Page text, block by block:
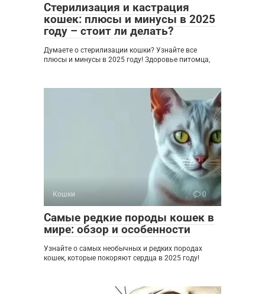
Стерилизация и кастрация
кошек: плюсы и минусы в 2025
году – стоит ли делать?
Думаете о стерилизации кошки? Узнайте все
плюсы и минусы в 2025 году! Здоровье питомца,
Кошки 0
Самые редкие породы кошек в
мире: обзор и особенности
Узнайте о самых необычных и редких породах
кошек, которые покоряют сердца в 2025 году!